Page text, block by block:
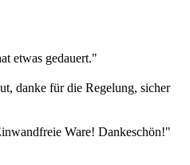
etwas gedauert."
danke für die Regelung, sicher
Ware! Dankeschön!"